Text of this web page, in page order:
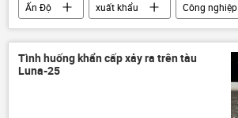
Ấn Độ xuất khẩu
Công nghiệp
công nghệ
Thế giới
Kinh tế
Báo chí thế giới
Tình huống khẩn cấp xảy ra trên tàu
Luna-25